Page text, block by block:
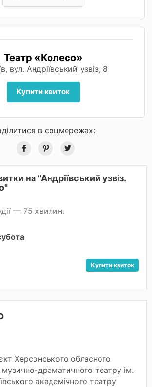
Театр «Колесо»
вул. Андріївський узвіз, 8
Купити квиток
в соцмережах:
на "Андріївський узвіз.
— 75 хвилин.
Купити квиток
Херсонського обласного
музично-драматичного театру ім.
академічного театру